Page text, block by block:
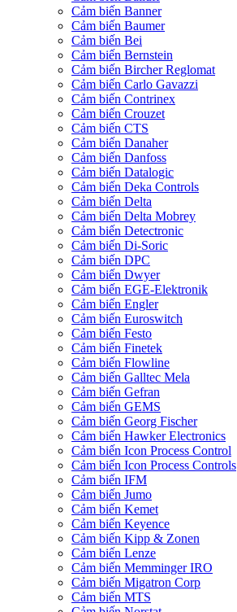
Cảm biến Banner
Cảm biến Baumer
Cảm biến Bei
Cảm biến Bernstein
Cảm biến Bircher Reglomat
Cảm biến Carlo Gavazzi
Cảm biến Contrinex
Cảm biến Crouzet
Cảm biến CTS
Cảm biến Danaher
Cảm biến Danfoss
Cảm biến Datalogic
Cảm biến Deka Controls
Cảm biến Delta
Cảm biến Delta Mobrey
Cảm biến Detectronic
Cảm biến Di-Soric
Cảm biến DPC
Cảm biến Dwyer
Cảm biến EGE-Elektronik
Cảm biến Engler
Cảm biến Euroswitch
Cảm biến Festo
Cảm biến Finetek
Cảm biến Flowline
Cảm biến Galltec Mela
Cảm biến Gefran
Cảm biến GEMS
Cảm biến Georg Fischer
Cảm biến Hawker Electronics
Cảm biến Icon Process Control
Cảm biến Icon Process Controls
Cảm biến IFM
Cảm biến Jumo
Cảm biến Kemet
Cảm biến Keyence
Cảm biến Kipp & Zonen
Cảm biến Lenze
Cảm biến Memminger IRO
Cảm biến Migatron Corp
Cảm biến MTS